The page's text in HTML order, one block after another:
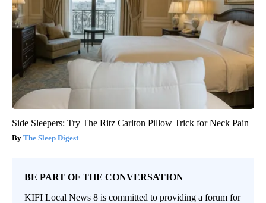
Side Sleepers: Try The Ritz Carlton Pillow Trick for Neck Pain
The Sleep Digest
BE PART OF THE CONVERSATION
KIFI Local News 8 is committed to providing a forum for